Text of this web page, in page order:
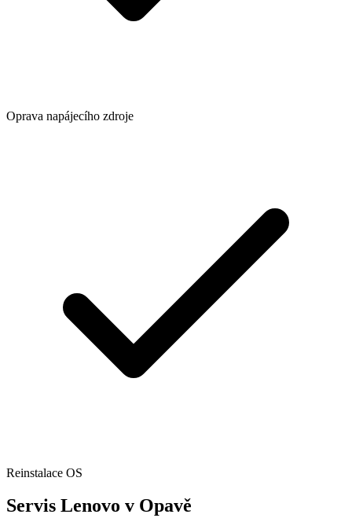
Oprava napájecího zdroje
Reinstalace OS
Servis Lenovo v Opavě